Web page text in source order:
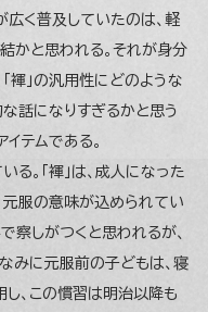
広く普及していたのは、軽
かと思われる。それが身分
褌」の汎用性にどのような
話になりすぎるかと思う
イテムである。
。「褌」は、成人になった
元服の意味が込められてい
察しがつくと思われるが、
みに元服前の子どもは、寝
し、この慣習は明治以降も